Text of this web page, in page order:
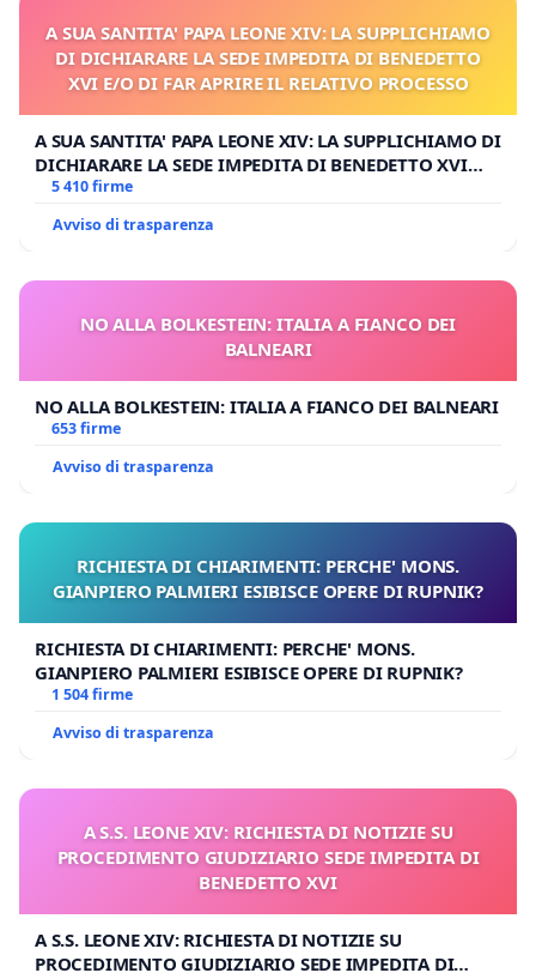
A SUA SANTITA' PAPA LEONE XIV: LA SUPPLICHIAMO
DI DICHIARARE LA SEDE IMPEDITA DI BENEDETTO
XVI E/O DI FAR APRIRE IL RELATIVO PROCESSO
A SUA SANTITA' PAPA LEONE XIV: LA SUPPLICHIAMO DI
DICHIARARE LA SEDE IMPEDITA DI BENEDETTO XVI
E/O DI FAR APRIRE IL RELATIVO PROCESSO
5 410 firme
Avviso di trasparenza
NO ALLA BOLKESTEIN: ITALIA A FIANCO DEI
BALNEARI
NO ALLA BOLKESTEIN: ITALIA A FIANCO DEI BALNEARI
653 firme
Avviso di trasparenza
RICHIESTA DI CHIARIMENTI: PERCHE' MONS.
GIANPIERO PALMIERI ESIBISCE OPERE DI RUPNIK?
RICHIESTA DI CHIARIMENTI: PERCHE' MONS.
GIANPIERO PALMIERI ESIBISCE OPERE DI RUPNIK?
1 504 firme
Avviso di trasparenza
A S.S. LEONE XIV: RICHIESTA DI NOTIZIE SU
PROCEDIMENTO GIUDIZIARIO SEDE IMPEDITA DI
BENEDETTO XVI
A S.S. LEONE XIV: RICHIESTA DI NOTIZIE SU
PROCEDIMENTO GIUDIZIARIO SEDE IMPEDITA DI